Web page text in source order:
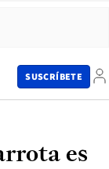
SUSCRÍBETE
es